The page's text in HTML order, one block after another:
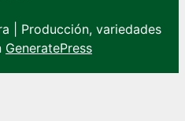
| Producción, variedades
GeneratePress